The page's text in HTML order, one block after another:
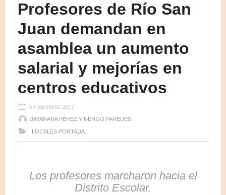
Profesores de Río San
Juan demandan en
asamblea un aumento
salarial y mejorías en
centros educativos
5 FEBRERO 2017
DAYANARA PÉREZ Y NENGO PAREDES
LOCALES PORTADA
Los profesores marcharon hacia el
Distrito Escolar.